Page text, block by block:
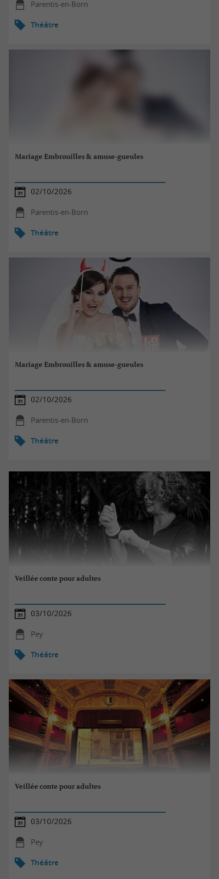
Parentis-en-Born
Théâtre
Mariage Embrouilles & amuse-gueules
02/10/2026
Parentis-en-Born
Théâtre
Mariage Embrouilles & amuse-gueules
02/10/2026
Parentis-en-Born
Théâtre
Veillée conte pour adultes
03/10/2026
Pey
Théâtre
Veillée conte pour adultes
03/10/2026
Pey
Théâtre